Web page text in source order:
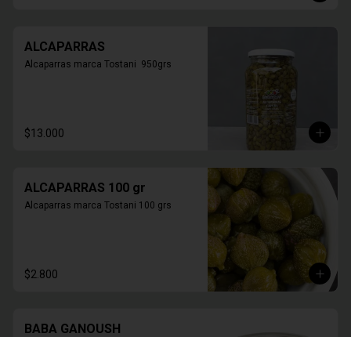
ALCAPARRAS
Alcaparras marca Tostani  950grs
$13.000
ALCAPARRAS 100 gr
Alcaparras marca Tostani 100 grs
$2.800
BABA GANOUSH